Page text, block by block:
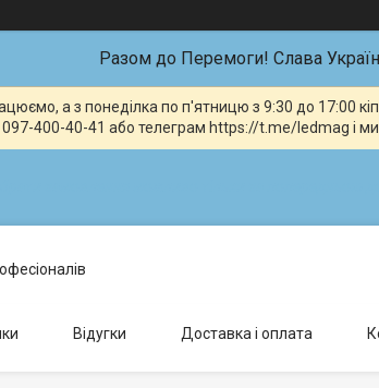
Разом до Перемоги! Слава
а з понеділка по п'ятницю з 9:30 до 17:00
400-40-41 або телеграм https://t.me/ledmag і
Відугки Доставка і оплата